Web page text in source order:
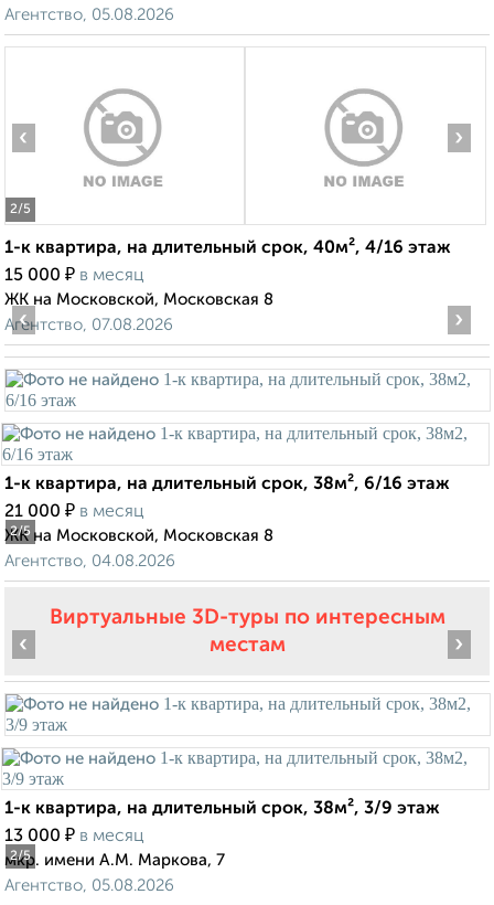
Агентство, 05.08.2026
2/5
‹ ›
1-к квартира, на длительный срок, 40м², 4/16 этаж
15 000 ₽ в месяц
ЖК на Московской, Московская 8
Агентство, 07.08.2026
2/5
‹ ›
1-к квартира, на длительный срок, 38м², 6/16 этаж
21 000 ₽ в месяц
ЖК на Московской, Московская 8
Агентство, 04.08.2026
Виртуальные 3D-туры по интересным
местам
2/5
‹ ›
1-к квартира, на длительный срок, 38м², 3/9 этаж
13 000 ₽ в месяц
мкр. имени А.М. Маркова, 7
Агентство, 05.08.2026